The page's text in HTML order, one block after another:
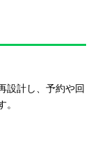
設計し、予約や回